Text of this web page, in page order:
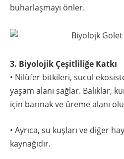
buharlaşmayı önler.
3. Biyolojik Çeşitliliğe Katkı
• Nilüfer bitkileri, sucul
yaşam alanı sağlar. Balıklar,
için barınak ve üreme alanı
• Ayrıca, su kuşları ve diğer
kaynağıdır.